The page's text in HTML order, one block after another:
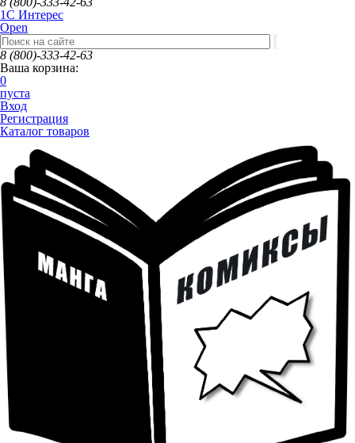
1C Интерес
Open
8 (800)-333-42-63
Ваша корзина:
0
пуста
Вход
Регистрация
Каталог товаров